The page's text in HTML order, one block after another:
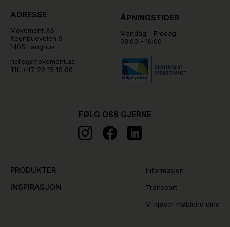
ADRESSE
Movement AS
Regnbueveien 9
1405 Langhus
hello@movement.as
Tlf. +47 22 15 15 00
ÅPNINGSTIDER
Mandag - Fredag
08:00 - 16:00
PRODUKTER
INSPIRASJON
Informasjon
Transport
Vi kjøper møblene dine
FØLG OSS GJERNE